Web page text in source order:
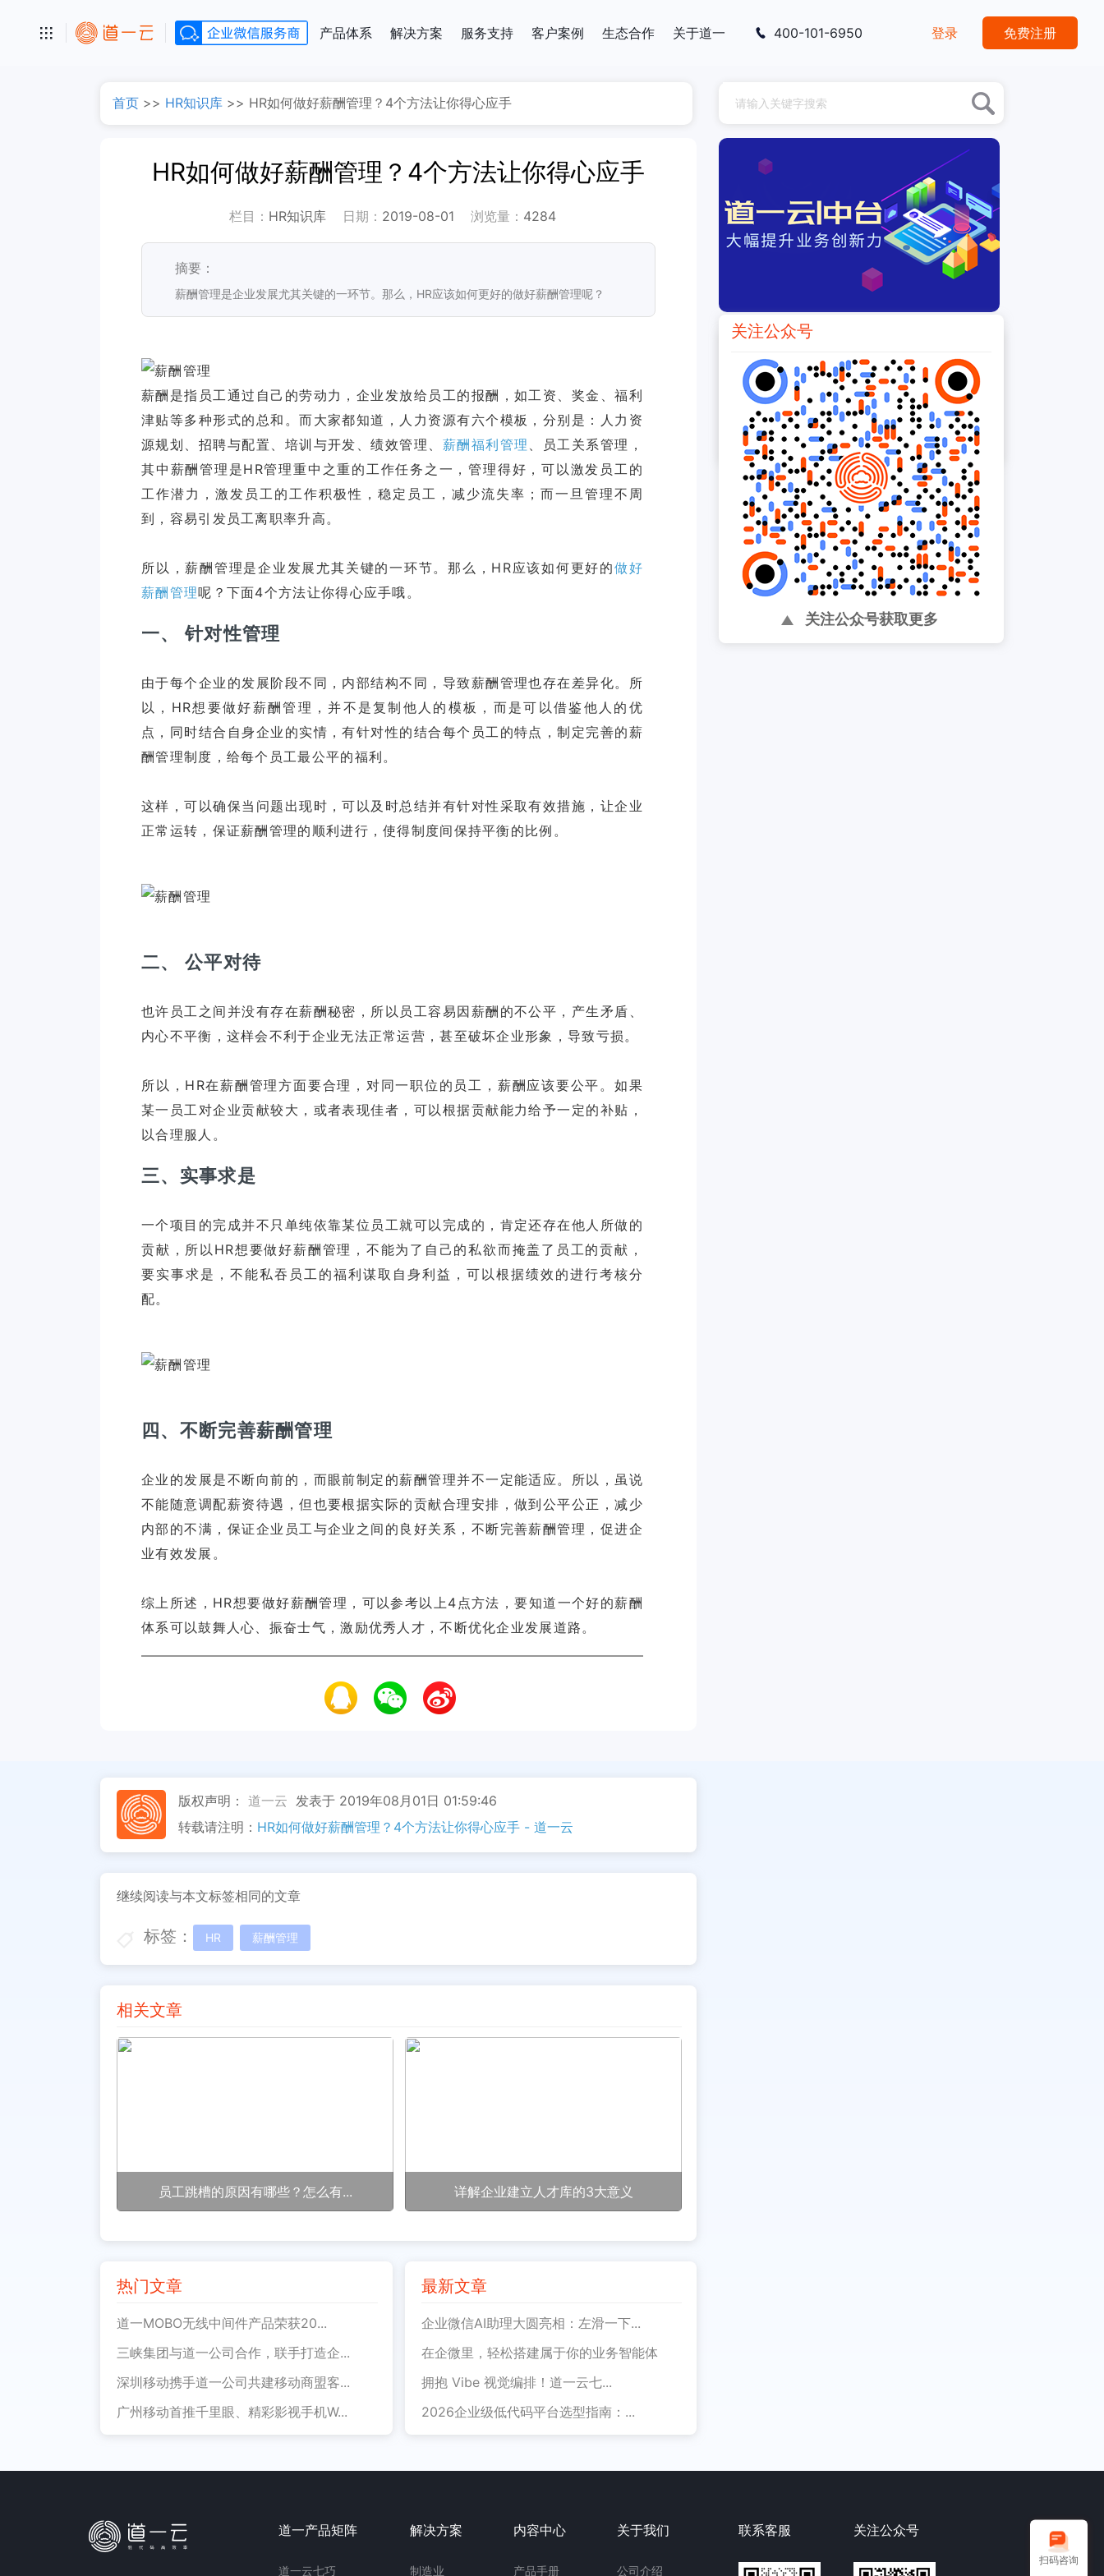
产品体系 解决方案 服务支持 客户案例 生态合作 关于道一 400-101-6950 登录 免费注册
扫码咨询
首页 >> HR知识库 >> HR如何做好薪酬管理？4个方法让你得心应手
HR如何做好薪酬管理？4个方法让你得心应手
栏目： HR知识库 日期： 2019-08-01 浏览量： 4284
摘要：
薪酬管理是企业发展尤其关键的一环节。那么，HR应该如何更好的做好薪酬管理呢？
薪酬是指员工通过自己的劳动力，企业发放给员工的报酬，如工资、奖金、福利
津贴等多种形式的总和。而大家都知道，人力资源有六个模板，分别是：人力资
源规划、招聘与配置、培训与开发、绩效管理、 薪酬福利管理 、员工关系管理，
其中薪酬管理是HR管理重中之重的工作任务之一，管理得好，可以激发员工的
工作潜力，激发员工的工作积极性，稳定员工，减少流失率；而一旦管理不周
到，容易引发员工离职率升高。
所以，薪酬管理是企业发展尤其关键的一环节。那么，HR应该如何更好的做好
薪酬管理
一、 针对性管理
由于每个企业的发展阶段不同，内部结构不同，导致薪酬管理也存在差异化。所
以，HR想要做好薪酬管理，并不是复制他人的模板，而是可以借鉴他人的优
点，同时结合自身企业的实情，有针对性的结合每个员工的特点，制定完善的薪
酬管理制度，给每个员工最公平的福利。
这样，可以确保当问题出现时，可以及时总结并有针对性采取有效措施，让企业
正常运转，保证薪酬管理的顺利进行，使得制度间保持平衡的比例。
二、 公平对待
也许员工之间并没有存在薪酬秘密，所以员工容易因薪酬的不公平，产生矛盾、
内心不平衡，这样会不利于企业无法正常运营，甚至破坏企业形象，导致亏损。
所以，HR在薪酬管理方面要合理，对同一职位的员工，薪酬应该要公平。如果
某一员工对企业贡献较大，或者表现佳者，可以根据贡献能力给予一定的补贴，
三、实事求是
一个项目的完成并不只单纯依靠某位员工就可以完成的，肯定还存在他人所做的
贡献，所以HR想要做好薪酬管理，不能为了自己的私欲而掩盖了员工的贡献，
要实事求是，不能私吞员工的福利谋取自身利益，可以根据绩效的进行考核分
配。
四、不断完善薪酬管理
企业的发展是不断向前的，而眼前制定的薪酬管理并不一定能适应。所以，虽说
不能随意调配薪资待遇，但也要根据实际的贡献合理安排，做到公平公正，减少
内部的不满，保证企业员工与企业之间的良好关系，不断完善薪酬管理，促进企
业有效发展。
综上所述，HR想要做好薪酬管理，可以参考以上4点方法，要知道一个好的薪酬
体系可以鼓舞人心、振奋士气，激励优秀人才，不断优化企业发展道路。
推荐阅读
以太太乐为中心，帮助提升
内部组织效率 ...
关注公众号
关注公众号获取更多
版权声明： 道一云 发表于 2019年08月01日 01:59:46
转载请注明： HR如何做好薪酬管理？4个方法让你得心应手 - 道一云
继续阅读与本文标签相同的文章
标签： HR 薪酬管理
相关文章
员工跳槽的原因有哪些？怎么有... 详解企业建立人才库的3大意义
热门文章
道一MOBO无线中间件产品荣获20...
三峡集团与道一公司合作，联手打造企...
深圳移动携手道一公司共建移动商盟客...
广州移动首推千里眼、精彩影视手机W...
最新文章
企业微信AI助理大圆亮相：左滑一下...
在企微里，轻松搭建属于你的业务智能体
拥抱 Vibe 视觉编排！道一云七...
2026企业级低代码平台选型指南：...
道一产品矩阵
道一云七巧
解决方案
制造业
内容中心
产品手册
关于我们
公司介绍
联系客服 关注公众号